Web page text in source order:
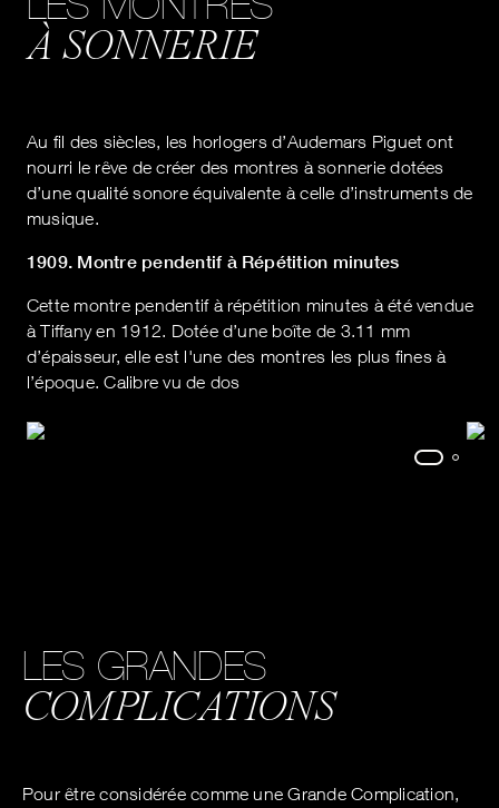
À SONNERIE
Au fil des siècles, les horlogers d’Audemars Piguet ont
nourri le rêve de créer des montres à sonnerie dotées
d’une qualité sonore équivalente à celle d’instruments de
musique.
1909. Montre pendentif à Répétition minutes
Cette montre pendentif à répétition minutes à été vendue
à Tiffany en 1912. Dotée d’une boîte de 3.11 mm
d’épaisseur, elle est l'une des montres les plus fines à
l’époque. Calibre vu de dos
LES GRANDES
COMPLICATIONS
Pour être considérée comme une Grande Complication,